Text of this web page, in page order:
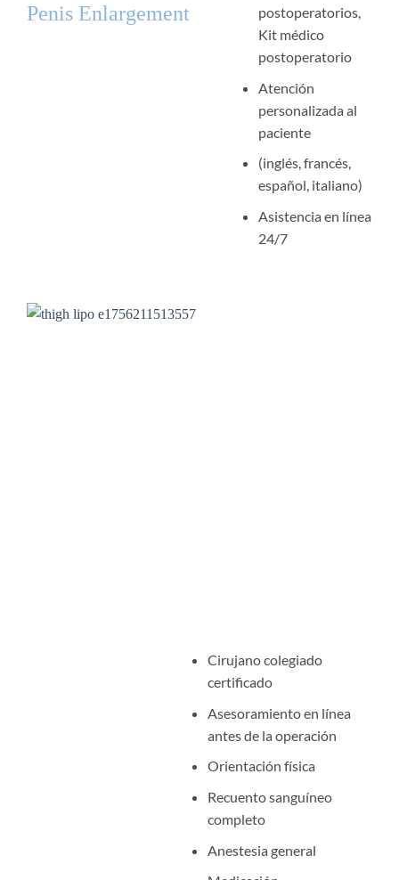
Penis Enlargement
postoperatorios,
Kit médico
postoperatorio
Atención
personalizada al
paciente
(inglés, francés,
español, italiano)
Asistencia en línea
24/7
Cirujano colegiado
certificado
Asesoramiento en línea
antes de la operación
Orientación física
Recuento sanguíneo
completo
Anestesia general